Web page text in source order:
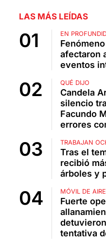
LAS MÁS LEÍDAS
EN
afectaron
eventos
QUÉ DIJO
Candela
silencio
Facundo
errores
TRABAJAN
Tras el
recibió
árboles y
MÓVIL DE AIRE
Fuerte
tentativa